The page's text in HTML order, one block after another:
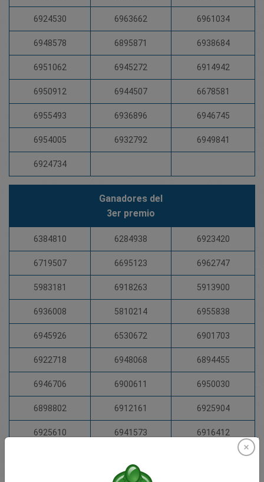
6924530 6963662 6961034
6948578 6895871 6938684
6951062 6945272 6914942
6950912 6944507 6678581
6955493 6936896 6946745
6954005 6932792 6949841
6924734
Ganadores del
3er premio
6384810 6284938 6923420
6719507 6695123 6962747
5983181 6918263 5913900
6936008 5810214 6955838
6945926 6530672 6901703
6922718 6948068 6894455
6946706 6900611 6950030
6898802 6912161 6925904
6925610 6941573 6916412